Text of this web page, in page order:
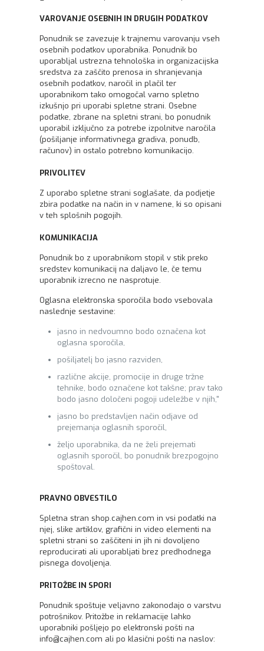
VAROVANJE OSEBNIH IN DRUGIH PODATKOV
Ponudnik se zavezuje k trajnemu varovanju vseh
osebnih podatkov uporabnika. Ponudnik bo
uporabljal ustrezna tehnološka in organizacijska
sredstva za zaščito prenosa in shranjevanja
osebnih podatkov, naročil in plačil ter
uporabnikom tako omogočal varno spletno
izkušnjo pri uporabi spletne strani. Osebne
podatke, zbrane na spletni strani, bo ponudnik
uporabil izključno za potrebe izpolnitve naročila
(pošiljanje informativnega gradiva, ponudb,
računov) in ostalo potrebno komunikacijo.
PRIVOLITEV
Z uporabo spletne strani soglašate, da podjetje
zbira podatke na način in v namene, ki so opisani
v teh splošnih pogojih.
KOMUNIKACIJA
Ponudnik bo z uporabnikom stopil v stik preko
sredstev komunikacij na daljavo le, če temu
uporabnik izrecno ne nasprotuje.
Oglasna elektronska sporočila bodo vsebovala
naslednje sestavine:
jasno in nedvoumno bodo označena kot
oglasna sporočila,
pošiljatelj bo jasno razviden,
različne akcije, promocije in druge tržne
tehnike, bodo označene kot takšne; prav tako
bodo jasno določeni pogoji udeležbe v njih,"
jasno bo predstavljen način odjave od
prejemanja oglasnih sporočil,
željo uporabnika, da ne želi prejemati
oglasnih sporočil, bo ponudnik brezpogojno
spoštoval.
PRAVNO OBVESTILO
Spletna stran shop.cajhen.com in vsi podatki na
njej, slike artiklov, grafični in video elementi na
spletni strani so zaščiteni in jih ni dovoljeno
reproducirati ali uporabljati brez predhodnega
pisnega dovoljenja.
PRITOŽBE IN SPORI
Ponudnik spoštuje veljavno zakonodajo o varstvu
potrošnikov. Pritožbe in reklamacije lahko
uporabniki pošljejo po elektronski pošti na
info@cajhen.com ali po klasični pošti na naslov: